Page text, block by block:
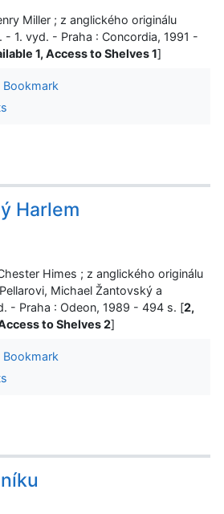
Miller ; z anglického originálu
- 1. vyd. - Praha : Concordia, 1991 -
1, Access to Shelves 1]
Bookmark
Harlem
Himes ; z anglického originálu
Michael Žantovský a
- Praha : Odeon, 1989 - 494 s. [2,
to Shelves 2]
Bookmark